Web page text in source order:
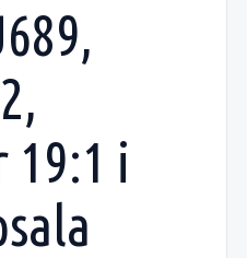
19:1 i